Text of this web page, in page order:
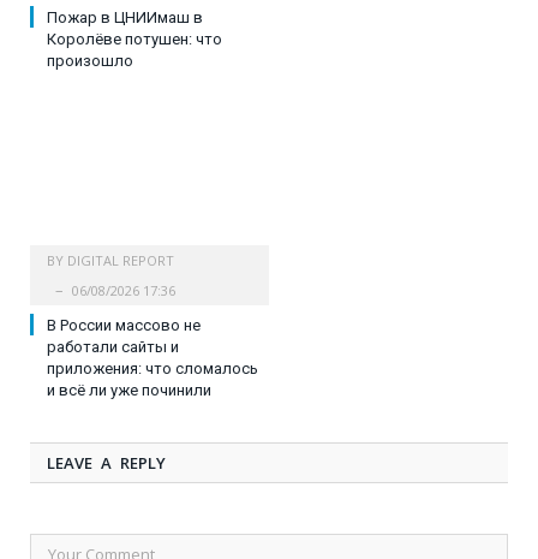
Пожар в ЦНИИмаш в
Королёве потушен: что
произошло
BY DIGITAL REPORT
06/08/2026 17:36
В России массово не
работали сайты и
приложения: что сломалось
и всё ли уже починили
LEAVE A REPLY